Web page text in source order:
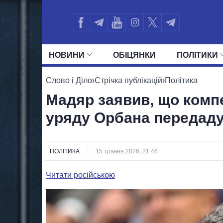
НОВИНИ ОБIЦЯНКИ ПОЛIТИКИ
УСІ ПОЛІТИКИ ПРЕЗИДЕНТ І ОФІС
Слово і Діло›Стрічка публікацій›Політика
Мадяр заявив, що
уряду Орбана
ПОЛІТИКА 15 травня 2026, 21:46
Читати російською